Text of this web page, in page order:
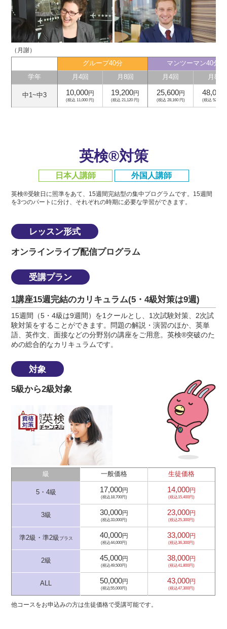
（月謝）
グループ40分
マンツーマン40分
学年
月4回 月8回 月4回 月8回
中1~中3 10,000円
(税込 11,000 円)
19,200円
(税込 21,120 円)
25,600円
(税込 28,160 円)
48,000
(税込 52,800
英検®対策
日本人講師 外国人講師
英検®受験日に照準をあて、15週間完結型の集中プログラムです。 15週間
を3つのパートに分け、それぞれの時期に必要な学習ができます。
レッスン形式
オンラインライブ配信プログラム
受講プラン
1講座15週完結のカリキュラム(5・4級対策は9週)
15週間（5・4級は9週間）を1クールとし、1次試験対策、2次試
験対策をすることができます。問題の解説・演習のほか、英単
語、英作文、面接などの分野別の講座をご用意。英検®突破のた
めの総合的なカリキュラムです。
対象
5級から2級対象
級 一般価格 生徒価格
5・4級 17,000円
(税込18,700円)
14,000円
(税込15,400円)
3級 30,000円
(税込33,000円)
23,000円
(税込25,300円)
準2級・準2級 プラス 40,000円
(税込44,000円)
33,000円
(税込36,300円)
2級 45,000円
(税込49,500円)
38,000円
(税込41,800円)
ALL 50,000円
(税込55,000円)
43,000円
(税込47,300円)
他コースをお申込みの方は生徒価格で受講可能です。